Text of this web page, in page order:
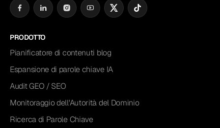
PRODOTTO
Pianificatore di contenuti blog
Espansione di parole chiave IA
Audit GEO / SEO
Monitoraggio dell'Autorità del Dominio
Ricerca di Parole Chiave